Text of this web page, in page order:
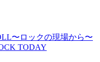
〜ロックの現場から〜
TODAY